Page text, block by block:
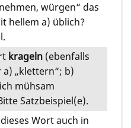
würgen“ das
hellem a) üblich?
krageln (ebenfalls
„klettern“; b)
mühsam
Satzbeispiel(e).
Wort auch in